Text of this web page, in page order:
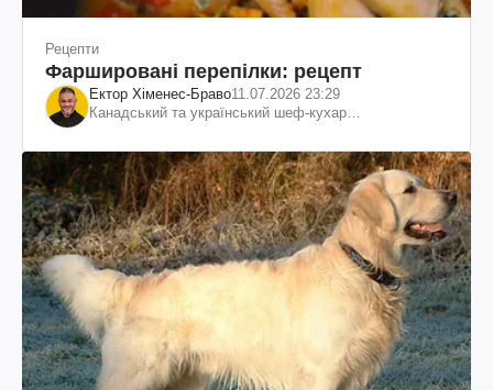
Рецепти
Фаршировані перепілки: рецепт
Ектор Хіменес-Браво11.07.2026 23:29
Канадський та український шеф-кухар